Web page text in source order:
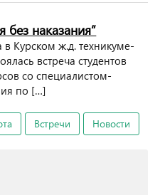
без наказания”
в Курском ж.д. техникуме-
встреча студентов
со специалистом-
по […]
Встречи Новости